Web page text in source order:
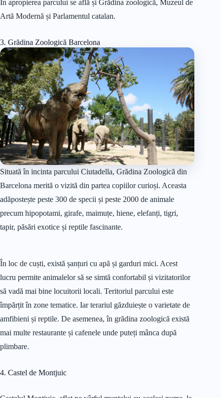
În apropierea parcului se află și Grădina zoologică, Muzeul de
Artă Modernă și Parlamentul catalan.
3. Grădina Zoologică Barcelona
Situată în incinta parcului Ciutadella, Grădina Zoologică din
Barcelona merită o vizită din partea copiilor curioși. Aceasta
adăpostește peste 300 de specii și peste 2000 de animale
precum hipopotami, girafe, maimuțe, hiene, elefanți, tigri,
tapir, păsări exotice și reptile fascinante.
În loc de cuști, există șanțuri cu apă și garduri mici. Acest
lucru permite animalelor să se simtă confortabil și vizitatorilor
să vadă mai bine locuitorii locali. Teritoriul parcului este
împărțit în zone tematice. Iar terariul găzduiește o varietate de
amfibieni și reptile. De asemenea, în grădina zoologică există
mai multe restaurante și cafenele unde puteți mânca după
plimbare.
4. Castel de Montjuic